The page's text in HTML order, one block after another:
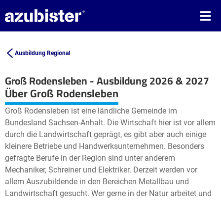
Ausbildung Regional
Groß Rodensleben - Ausbildung 2026 & 2027
+
−
Leaflet| ©OpenStreetMap2 contributors
Über Groß Rodensleben
Groß Rodensleben ist eine ländliche Gemeinde im
Bundesland Sachsen-Anhalt. Die Wirtschaft hier ist vor allem
durch die Landwirtschaft geprägt, es gibt aber auch einige
kleinere Betriebe und Handwerksunternehmen. Besonders
gefragte Berufe in der Region sind unter anderem
Mechaniker, Schreiner und Elektriker. Derzeit werden vor
allem Auszubildende in den Bereichen Metallbau und
Landwirtschaft gesucht. Wer gerne in der Natur arbeitet und